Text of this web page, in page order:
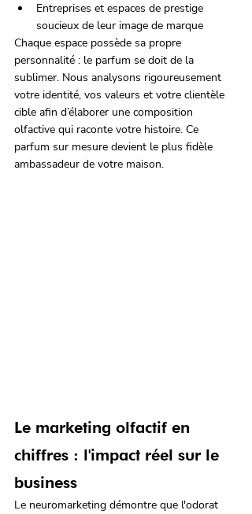
Entreprises et espaces de prestige
soucieux de leur image de marque
Chaque espace possède sa propre
personnalité : le parfum se doit de la
sublimer. Nous analysons rigoureusement
votre identité, vos valeurs et votre clientèle
cible afin d’élaborer une composition
olfactive qui raconte votre histoire. Ce
parfum sur mesure devient le plus fidèle
ambassadeur de votre maison.
Le marketing olfactif en
chiffres : l'impact réel sur le
business
Le neuromarketing démontre que l'odorat